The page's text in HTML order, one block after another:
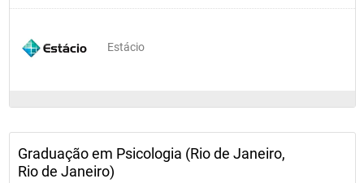
Estácio
Graduação em Psicologia (Rio de Janeiro,
Rio de Janeiro)